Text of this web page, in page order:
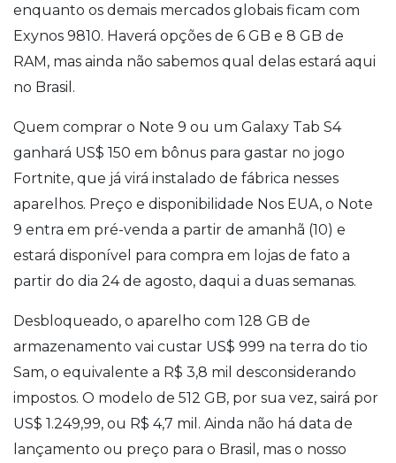
enquanto os demais mercados globais ficam com
Exynos 9810. Haverá opções de 6 GB e 8 GB de
RAM, mas ainda não sabemos qual delas estará aqui
no Brasil.
Quem comprar o Note 9 ou um Galaxy Tab S4
ganhará US$ 150 em bônus para gastar no jogo
Fortnite, que já virá instalado de fábrica nesses
aparelhos. Preço e disponibilidade Nos EUA, o Note
9 entra em pré-venda a partir de amanhã (10) e
estará disponível para compra em lojas de fato a
partir do dia 24 de agosto, daqui a duas semanas.
Desbloqueado, o aparelho com 128 GB de
armazenamento vai custar US$ 999 na terra do tio
Sam, o equivalente a R$ 3,8 mil desconsiderando
impostos. O modelo de 512 GB, por sua vez, sairá por
US$ 1.249,99, ou R$ 4,7 mil. Ainda não há data de
lançamento ou preço para o Brasil, mas o nosso